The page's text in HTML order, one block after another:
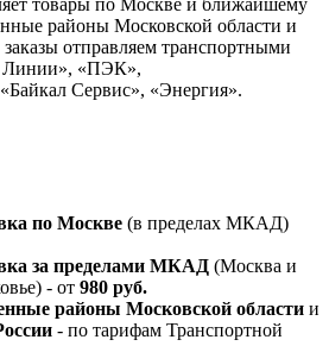
районы Московской области и
отправляем транспортными
Линии», «ПЭК»,
Сервис», «Энергия».
по Москве (в пределах МКАД)
за пределами МКАД (Москва и
- от 980 руб.
районы Московской области и
- по тарифам Транспортной